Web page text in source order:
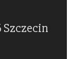
Szczecin